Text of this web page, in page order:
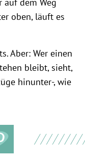
oben, läuft es
Aber: Wer einen
bleibt, sieht,
hinunter-, wie